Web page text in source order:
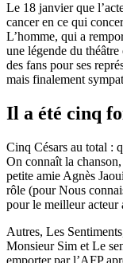
Le 18 janvier que
cancer en ce qui
L’homme, qui a
une légende du
des fans pour ses
mais finalement
Il a été cinq
Cinq Césars au total :
On connaît la
petite amie Agnès
rôle (pour Nous
pour le meilleur acteur
Autres, Les
Monsieur Sim et Le